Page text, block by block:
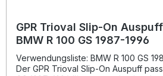
GPR Trioval Slip-On
BMW R 100 GS 1987-1996
Verwendungsliste: BMW R 100 GS
Der GPR Trioval Slip-On Auspuff